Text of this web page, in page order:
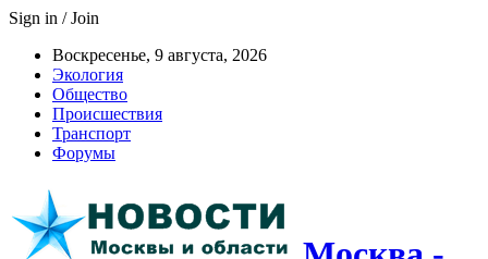
Sign in / Join
Воскресенье, 9 августа, 2026
Экология
Общество
Происшествия
Транспорт
Форумы